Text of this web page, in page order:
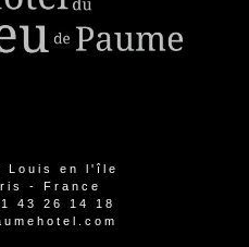
Louis en l'île
- France
43 26 14 18